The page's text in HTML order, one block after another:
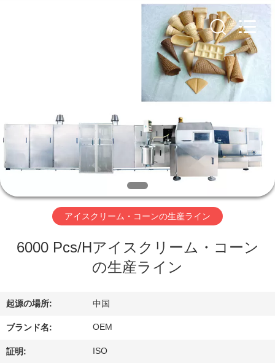
ロ
ダ
ク
私
に
つ
い
Rights
Reserved.
アイスクリーム・コーンの生産ライン
6000 Pcs/Hアイスクリーム・コーン
の生産ライン
起源の場所: 中国
ブランド名: OEM
証明: ISO